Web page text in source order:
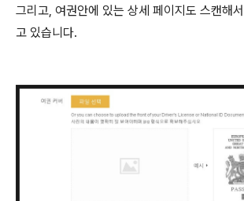
그리고, 여권안에 있는 상세 페이지도 스캔해
고 있습니다.